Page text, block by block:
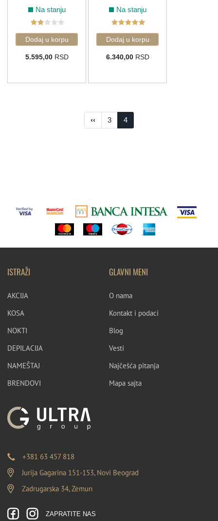
Na stanju
5.595,00RSD
Na stanju
6.340,00RSD
‹‹ 3 4
ISTRAŽI
AKCIJA
KOSA
NOKTI
DEPILACIJA
NAMEŠTAJ
BRENDOVI
GLAVNI MENI
O nama
Kontakt i podaci
Blog
Vesti
Najčešća pitanja
Mapa sajta
+381 63 457 818
Jurija Gagarina 151-153, Novi Beograd
Zadrugarska 34, Zemun
ZAPRATITE NAS